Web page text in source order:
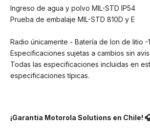
Ingreso de agua y polvo MIL-STD IP54
Prueba de embalaje MIL-STD 810D y E
Radio únicamente - Batería de Ion de litio -
Especificaciones sujetas a cambios sin
Todas las especificaciones incluidas en
especificaciones típicas.
¡Garantía Motorola Solutions en Chile!